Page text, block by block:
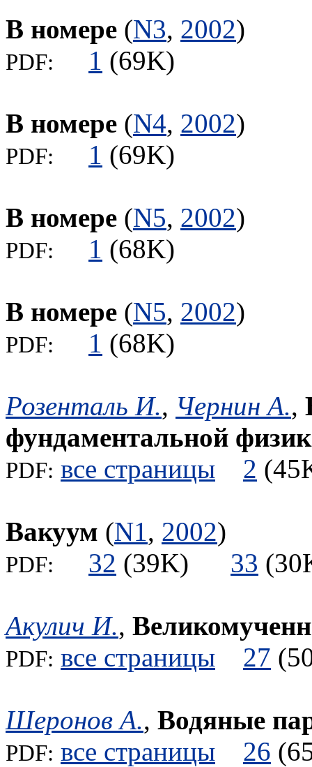
В номере (N3, 2002)
PDF: 1 (69K)
В номере (N4, 2002)
PDF: 1 (69K)
В номере (N5, 2002)
PDF: 1 (68K)
В номере (N5, 2002)
PDF: 1 (68K)
Розенталь И., Чернин А.,
фундаментальной
PDF: все страницы 2
Вакуум (N1, 2002)
PDF: 32 (39K) 33
Акулич И.,
PDF: все страницы 27
Шеронов А., Водяные
PDF: все страницы 26